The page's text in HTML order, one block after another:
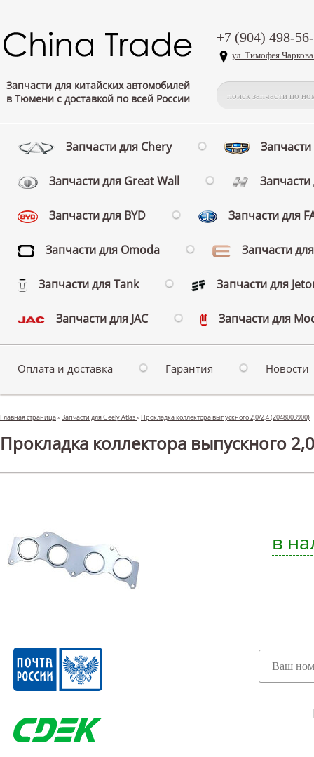
Запчасти для китайских автомобилей
в Тюмени с доставкой по всей России
+7 (904) 498-
ул. Тимофея
Запчасти для Chery
Запчасти для Great Wall
Запчасти для BYD Запчасти для
Запчасти для Omoda Запчасти
Запчасти для Tank Запчасти для
Запчасти для JAC Запчасти для
Оплата и доставка Гарантия Новости
Главная страница»Запчасти для Geely Atlas» Прокладка коллектора выпускного 2,0/2,4 (2048003900)
Прокладка коллектора выпускного
в